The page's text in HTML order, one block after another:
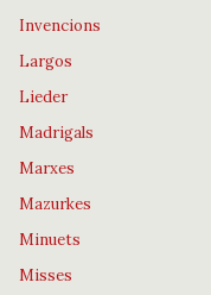
Invencions
Largos
Lieder
Madrigals
Marxes
Mazurkes
Minuets
Misses